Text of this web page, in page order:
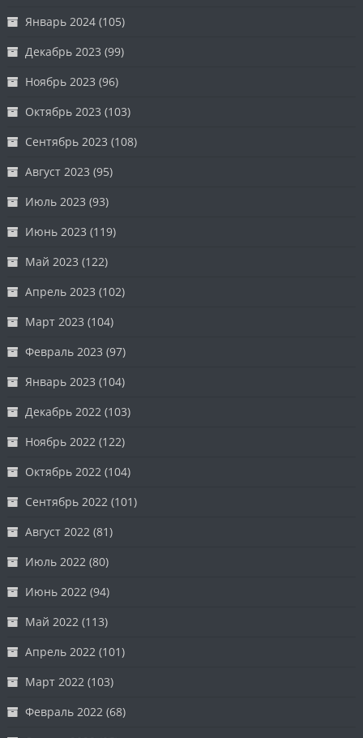
Январь 2024 (105)
Декабрь 2023 (99)
Ноябрь 2023 (96)
Октябрь 2023 (103)
Сентябрь 2023 (108)
Август 2023 (95)
Июль 2023 (93)
Июнь 2023 (119)
Май 2023 (122)
Апрель 2023 (102)
Март 2023 (104)
Февраль 2023 (97)
Январь 2023 (104)
Декабрь 2022 (103)
Ноябрь 2022 (122)
Октябрь 2022 (104)
Сентябрь 2022 (101)
Август 2022 (81)
Июль 2022 (80)
Июнь 2022 (94)
Май 2022 (113)
Апрель 2022 (101)
Март 2022 (103)
Февраль 2022 (68)